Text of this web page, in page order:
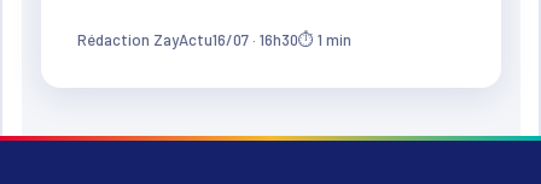
Rédaction ZayActu16/07 · 16h30⏱ 1 min